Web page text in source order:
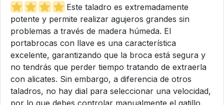
Este taladro es extremadamente
potente y permite realizar agujeros grandes sin
problemas a través de madera húmeda. El
portabrocas con llave es una característica
excelente, garantizando que la broca está segura y
no tendrás que perder tiempo tratando de extraerla
con alicates. Sin embargo, a diferencia de otros
taladros, no hay dial para seleccionar una velocidad,
por lo que debes controlar manualmente el gatillo,